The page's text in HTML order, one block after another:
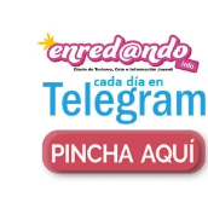
Conceyu País